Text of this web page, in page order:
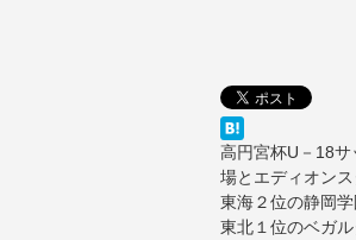
高円宮杯U－18
場とエディオン
東海２位の静岡
東北１位のベガ